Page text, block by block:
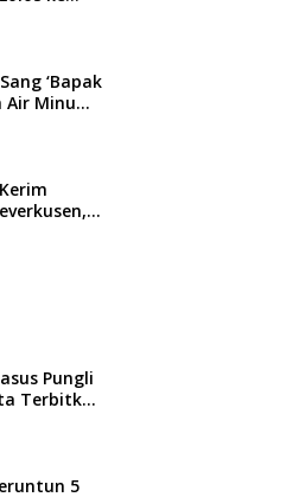
‘Bapak
Air Minum
Pungli
Terbitkan
5